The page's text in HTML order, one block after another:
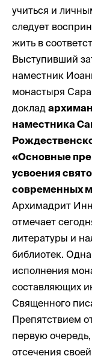
учиться и
следует
жить в
Выступивший
наместник
монастыря
доклад
наместника
«Основные
усвоения
современных
Архимадрит
отмечает
литературы и
библиотек.
исполнения
составляющих
Священного
Препятствием
первую
отсечения